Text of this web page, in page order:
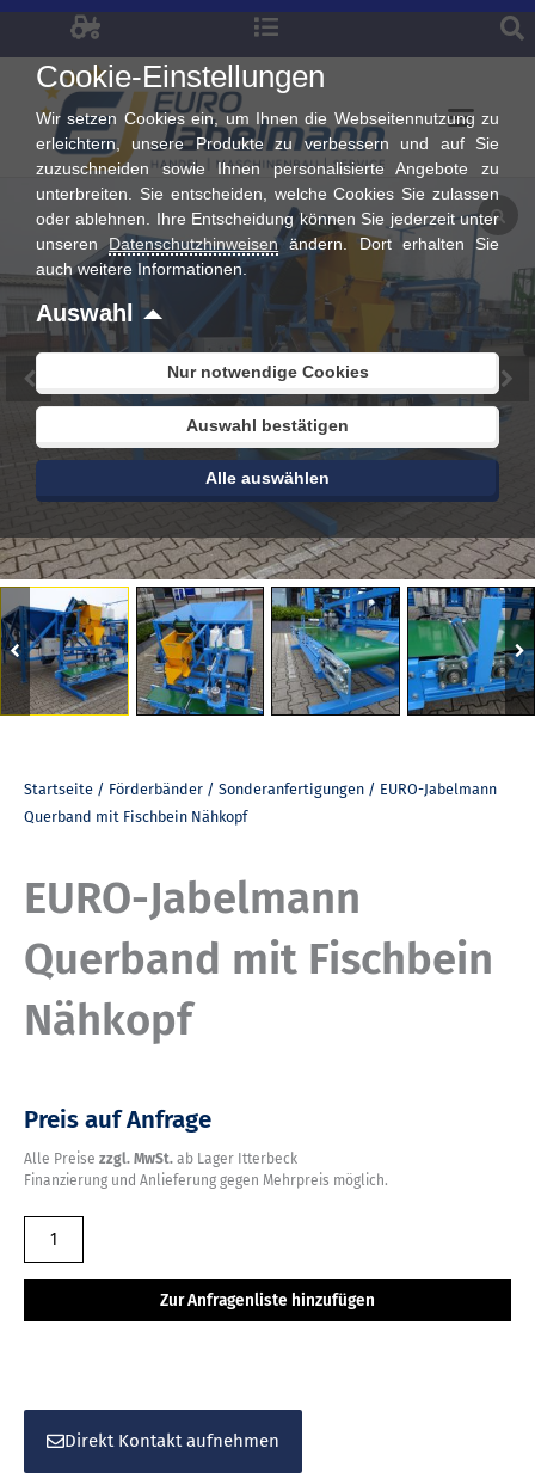
Zum
springen
Startseite / Förderbänder / Sonderanfertigungen / EURO-Jabelmann
Querband mit Fischbein Nähkopf
EURO-Jabelmann
Querband mit Fischbein
Nähkopf
Preis auf Anfrage
Alle Preise zzgl. MwSt. ab Lager Itterbeck
Finanzierung und Anlieferung gegen Mehrpreis möglich.
EURO-
Jabelmann
mit
Menge
Zur Anfragenliste hinzufügen
Direkt Kontakt aufnehmen
Cookie-Einstellungen
Wir setzen Cookies ein, um Ihnen die Webseitennutzung zu
erleichtern, unsere Produkte zu verbessern und auf Sie
zuzuschneiden sowie Ihnen personalisierte Angebote zu
unterbreiten. Sie entscheiden, welche Cookies Sie zulassen
oder ablehnen. Ihre Entscheidung können Sie jederzeit unter
unserenDatenschutzhinweisenändern. Dort erhalten Sie
auch weitere Informationen.
Auswahl
Nur notwendige Cookies
Auswahl bestätigen
Alle auswählen